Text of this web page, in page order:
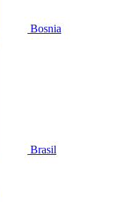
Bosnia
Brasil